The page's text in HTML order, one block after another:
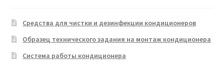
Средства для чистки и дезинфекции кондиционеров
Образец технического задания на монтаж кондиционера
Система работы кондиционера